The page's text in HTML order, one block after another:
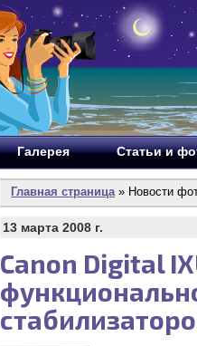
Галерея Статьи и
Главная страница» Новости
13 марта 2008 г.
Canon Digital